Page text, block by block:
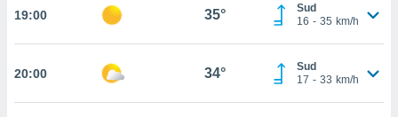
à
cas,
19:00 35°
Sud
16 - 35 km/h
20:00 34°
Sud
17 - 33 km/h